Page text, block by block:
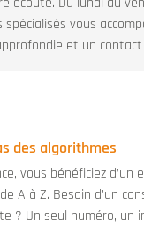
spécialisés vous
et un contact
des algorithmes
vous bénéficiez d’un
A à Z. Besoin d’un
? Un seul numéro, un